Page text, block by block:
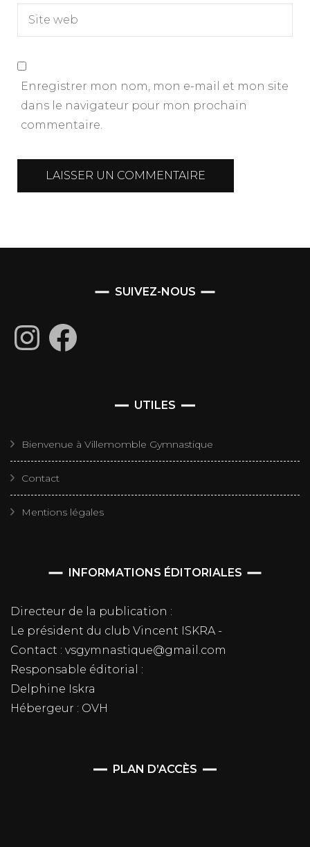
Enregistrer mon nom, mon e-mail et mon site
dans le navigateur pour mon prochain
commentaire.
SUIVEZ-NOUS
InstagramFacebook
UTILES
Bienvenue à Villemomble Gymnastique
Contact
Mentions légales
INFORMATIONS ÉDITORIALES
Directeur de la publication :
Le président du club Vincent ISKRA -
Contact : vsgymnastique@gmail.com
Responsable éditorial :
Delphine Iskra
Hébergeur : OVH
PLAN D’ACCÈS